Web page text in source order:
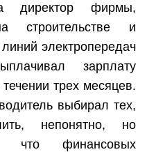
директор фирмы,
строительстве и
электропередач
зарплату
трех месяцев.
выбирал тех,
непонятно, но
что финансовых